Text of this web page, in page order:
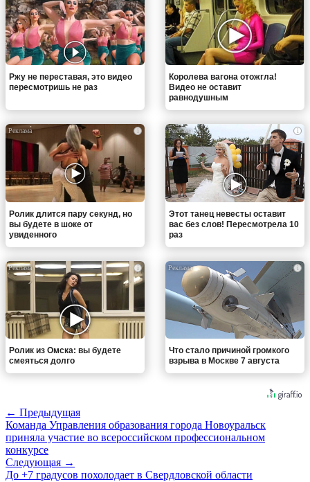
Ржу не переставая, это видео
пересмотришь не раз
Королева вагона отожгла!
Видео не оставит
равнодушным
i
Ролик длится пару секунд, но
вы будете в шоке от
увиденного
i
Этот танец невесты оставит
вас без слов! Пересмотрела 10
раз
i
Ролик из Омска: вы будете
смеяться долго
i
Что стало причиной громкого
взрыва в Москве 7 августа
← Предыдущая
Команда Управления образования города Новоуральск
приняла участие во всероссийском профессиональном
конкурсе
Следующая →
До +7 градусов похолодает в Свердловской области